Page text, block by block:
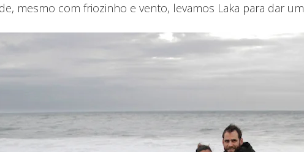
mesmo com friozinho e vento, levamos Laka para dar